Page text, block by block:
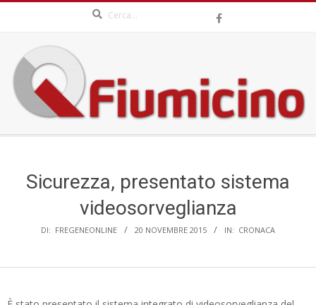
content
QFIUMICINO.COM
Sicurezza, presentato sistema
videosorveglianza
DI: FREGENEONLINE 20 NOVEMBRE 2015 IN: CRONACA